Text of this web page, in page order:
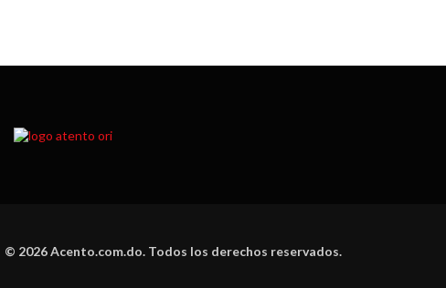
© 2026 Acento.com.do. Todos los derechos reservados.